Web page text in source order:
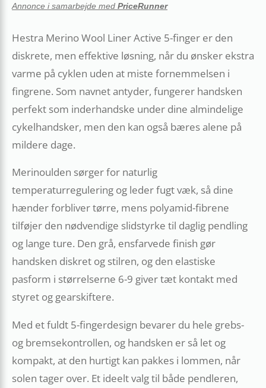
Annonce i samarbejde med PriceRunner
Hestra Merino Wool Liner Active 5-finger er den
diskrete, men effektive løsning, når du ønsker ekstra
varme på cyklen uden at miste fornemmelsen i
fingrene. Som navnet antyder, fungerer handsken
perfekt som inderhandske under dine almindelige
cykelhandsker, men den kan også bæres alene på
mildere dage.
Merinoulden sørger for naturlig
temperaturregulering og leder fugt væk, så dine
hænder forbliver tørre, mens polyamid-fibrene
tilføjer den nødvendige slidstyrke til daglig pendling
og lange ture. Den grå, ensfarvede finish gør
handsken diskret og stilren, og den elastiske
pasform i størrelserne 6-9 giver tæt kontakt med
styret og gearskiftere.
Med et fuldt 5-fingerdesign bevarer du hele grebs-
og bremsekontrollen, og handsken er så let og
kompakt, at den hurtigt kan pakkes i lommen, når
solen tager over. Et ideelt valg til både pendleren,